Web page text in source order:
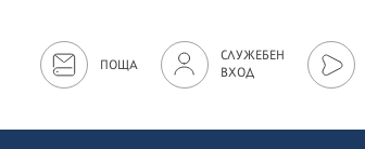
ПОЩА
СЛУЖЕБЕН
ВХОД